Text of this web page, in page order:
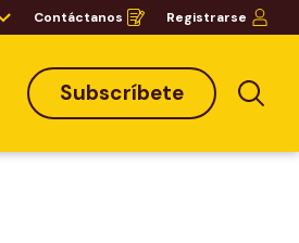
Contáctanos
Opens
in
window
Registrarse
Subscríbete